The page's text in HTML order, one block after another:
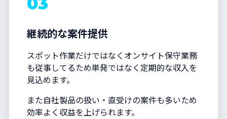
継続的な案件提供
スポット作業だけではなくオンサイト保守業務
も従事してるため単発ではなく定期的な収入を
見込めます。
また自社製品の扱い・直受けの案件も多いため
効率よく収益を上げられます。